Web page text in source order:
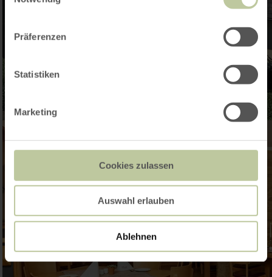
Präferenzen
Statistiken
Marketing
Cookies zulassen
Auswahl erlauben
Ablehnen